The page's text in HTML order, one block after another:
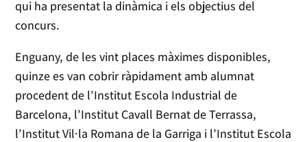
qui ha presentat la dinàmica i els objectius del
concurs.
Enguany, de les vint places màximes disponibles,
quinze es van cobrir ràpidament amb alumnat
procedent de l’Institut Escola Industrial de
Barcelona, l’Institut Cavall Bernat de Terrassa,
l’Institut Vil·la Romana de la Garriga i l’Institut Escola